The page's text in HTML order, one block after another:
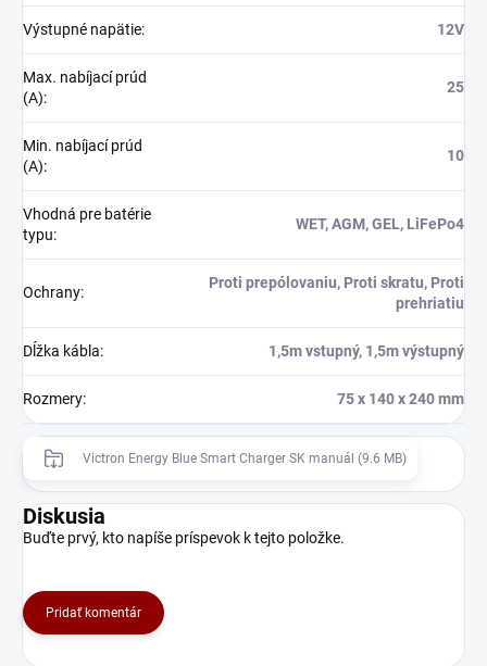
Výstupné napätie: 12V
Max. nabíjací prúd
(A):
25
Min. nabíjací prúd
(A):
10
Vhodná pre batérie
typu:
WET, AGM, GEL, LiFePo4
Ochrany:
Proti prepólovaniu, Proti skratu, Proti
prehriatiu
Dĺžka kábla: 1,5m vstupný, 1,5m výstupný
Rozmery: 75 x 140 x 240 mm
Victron Energy Blue Smart Charger SK manuál (9.6 MB)
Diskusia
Buďte prvý, kto napíše príspevok k tejto položke.
Pridať komentár